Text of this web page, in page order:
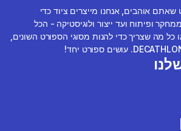
אוהבים, אנחנו מייצרים ציוד כדי
ופיתוח ועד ייצור ולוגיסטיקה - הכל
מה שצריך כדי להנות מסוגי הספורט השונים,